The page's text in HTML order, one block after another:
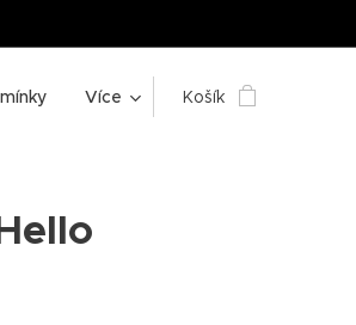
Více Košík